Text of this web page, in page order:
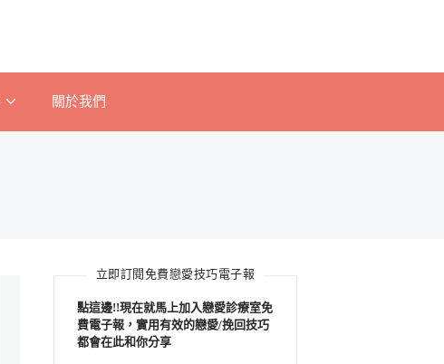
關於我們
立即訂閱免費戀愛技巧電子報
點這邊!!現在就馬上加入戀愛診療室免
費電子報，實用有效的戀愛/挽回技巧
都會在此和你分享